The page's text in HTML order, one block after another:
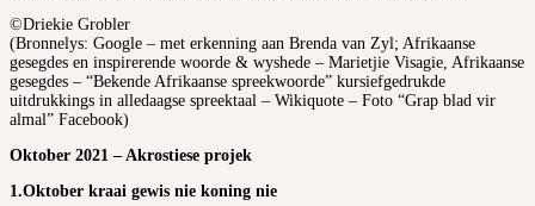
©Driekie Grobler
(Bronnelys: Google – met erkenning aan Brenda van Zyl; Afrikaanse
gesegdes en inspirerende woorde & wyshede – Marietjie Visagie, Afrikaanse
gesegdes – “Bekende Afrikaanse spreekwoorde” kursiefgedrukde
uitdrukkings in alledaagse spreektaal – Wikiquote – Foto “Grap blad vir
almal” Facebook)
Oktober 2021 – Akrostiese projek
1.Oktober kraai gewis nie koning nie